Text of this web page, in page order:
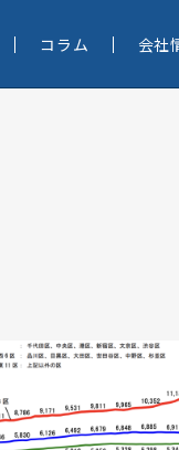
コラム 会社